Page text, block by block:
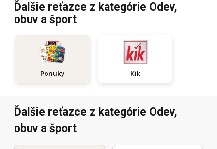
Ďalšie reťazce z kategórie Odev,
obuv a šport
Ponuky Kik
Ďalšie reťazce z kategórie Odev,
obuv a šport